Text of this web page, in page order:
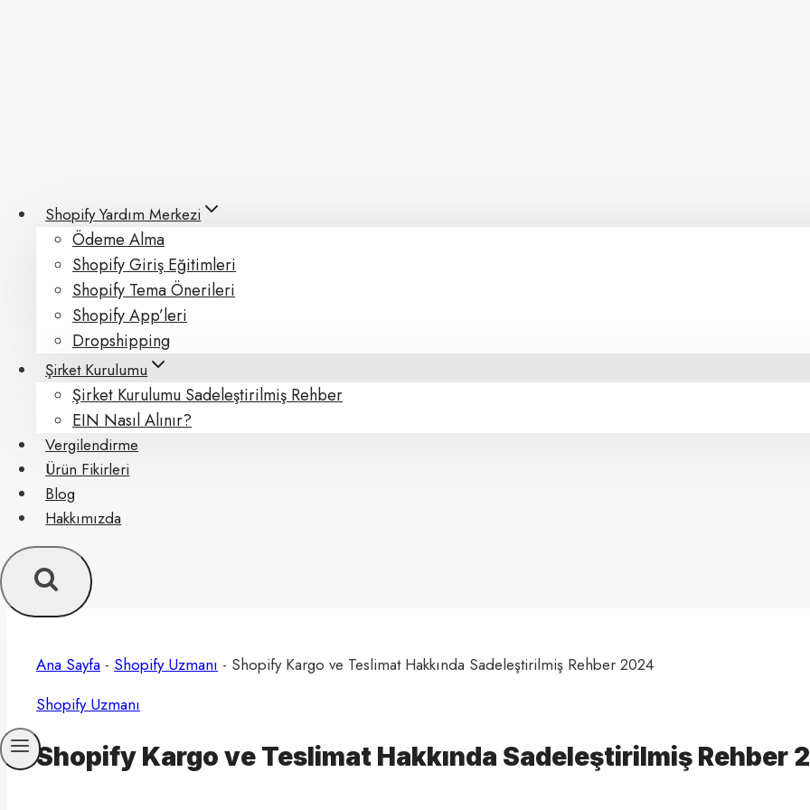
Shopify Yardım Merkezi
Ödeme Alma
Shopify Giriş Eğitimleri
Shopify Tema Önerileri
Shopify App’leri
Dropshipping
Şirket Kurulumu
Şirket Kurulumu Sadeleştirilmiş Rehber
EIN Nasıl Alınır?
Vergilendirme
Ürün Fikirleri
Blog
Hakkımızda
Ana Sayfa - Shopify Uzmanı - Shopify Kargo ve Teslimat Hakkında Sadeleştirilmiş Rehber 2024
Shopify Uzmanı
Shopify Kargo ve Teslimat Hakkında Sadeleştirilmiş Rehber